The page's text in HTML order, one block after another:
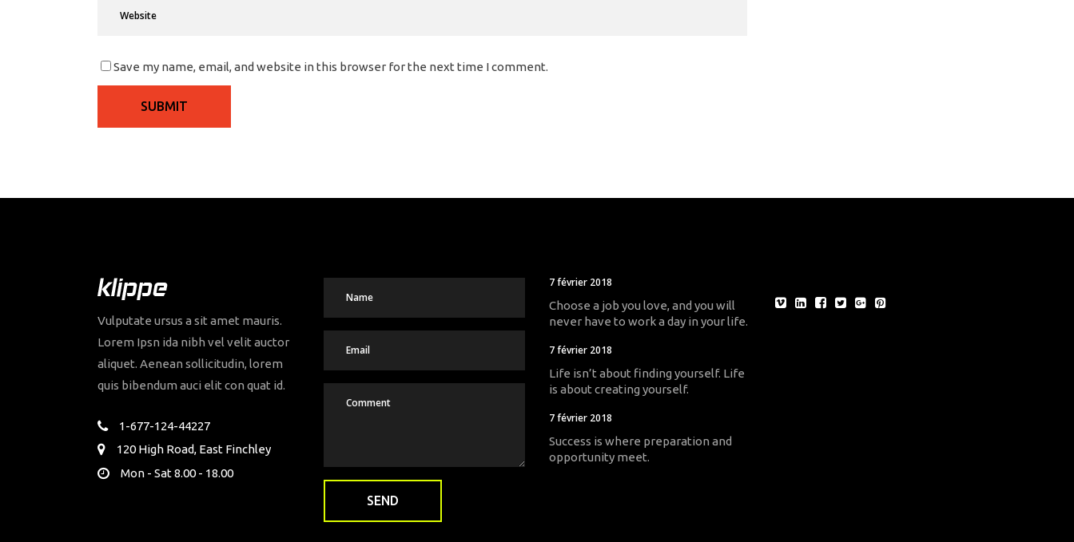
Save my name, email, and website in this browser for the next time I comment.
Vulputate ursus a sit amet mauris.
Lorem Ipsn ida nibh vel velit auctor
aliquet. Aenean sollicitudin, lorem
quis bibendum auci elit con quat id.
1-677-124-44227
120 High Road, East Finchley
Mon - Sat 8.00 - 18.00
7 février 2018
Choose a job you love, and you will
never have to work a day in your life.
7 février 2018
Life isn’t about finding yourself. Life
is about creating yourself.
7 février 2018
Success is where preparation and
opportunity meet.